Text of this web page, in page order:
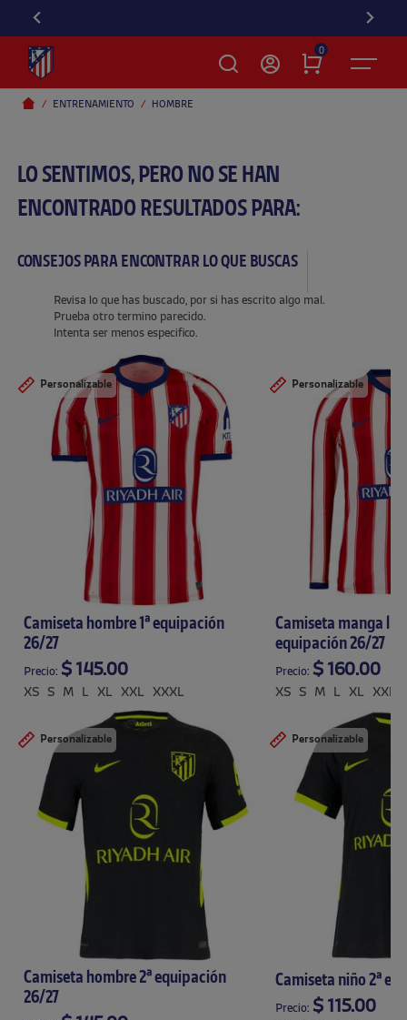
0
ENTRENAMIENTO HOMBRE
LO SENTIMOS, PERO NO SE HAN
ENCONTRADO RESULTADOS PARA:
CONSEJOS PARA ENCONTRAR LO QUE BUSCAS
Revisa lo que has buscado, por si has escrito algo mal.
Prueba otro termino parecido.
Intenta ser menos especifico.
Personalizable
Camiseta hombre 1ª equipación
26/27
Precio: $ 145.00
XS S M L XL XXL XXXL
Personalizable
Camiseta manga
equipación 26/27
Precio: $ 160.00
XS S M L XL XXL
Personalizable
Camiseta hombre 2ª equipación
26/27
Personalizable
Camiseta niño 2ª
Precio: $ 115.00